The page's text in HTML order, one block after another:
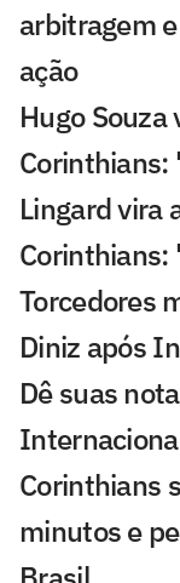
arbitragem
ação
Hugo
Corinthians:
Lingard vira
Corinthians:
Torcedores
Diniz após
Dê suas
Corinthians
minutos e